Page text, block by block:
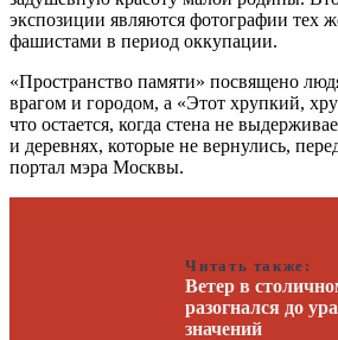
экспозиции являются фотографии тех
фашистами в период оккупации.
«Пространство памяти» посвящено
врагом и городом, а «Этот хрупкий,
что остается, когда стена не
и деревнях, которые не вернулись,
портал мэра Москвы.
Читать также:
Ветер в
разогнался до
значений